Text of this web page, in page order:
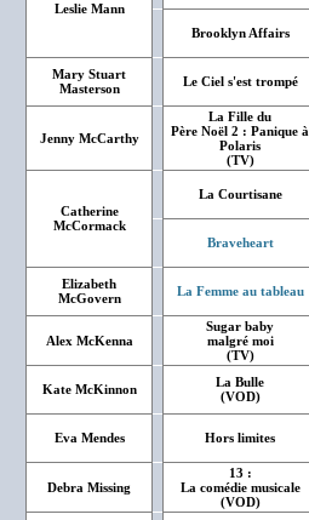
Leslie Mann
Brooklyn Affairs
Mary Stuart
Masterson
Le Ciel s'est trompé
Jenny McCarthy
La Fille du
Père Noël 2 : Panique à
Polaris
(TV)
Catherine
McCormack
La Courtisane
Braveheart
Elizabeth
McGovern
La Femme au tableau
Alex McKenna
Sugar baby
malgré moi
(TV)
Kate McKinnon
La Bulle
(VOD)
Eva Mendes Hors limites
Debra Missing
13 :
La comédie musicale
(VOD)